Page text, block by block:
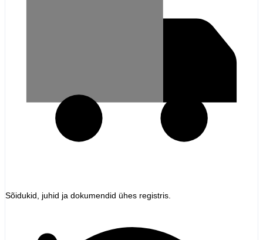
Sõidukid, juhid ja dokumendid ühes registris.